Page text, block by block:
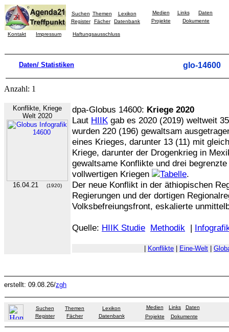
Suchen Themen
Lexikon
Register
Fächer Datenbank
Medien Links
Daten
Projekte
Dokumente
Kontakt Impressum Haftungsausschluss
Daten/ Statistiken glo-14600
Anzahl: 1
Konflikte, Kriege
Welt 2020
16.04.21 (1920)
dpa-Globus 14600: Kriege 2020
Laut HIIK gab es 2020 (2019) weltweit
wurden 220 (196) gewaltsam
eines Krieges, darunter 13 (11) mit
Kriege, darunter der Drogenkrieg in
gewaltsame Konflikte und drei
vollwertigen Kriegen
.
Der neue Konflikt in der äthiopischen
Regierungen und der dortigen
Volksbefreiungsfront, eskalierte
Quelle: HIIK Studie Methodik |
Konflikte Eine-Welt
erstellt: 09.08.26/zgh
Suchen Themen
Lexikon
Register
Fächer Datenbank
Medien Links
Daten
Projekte
Dokumente